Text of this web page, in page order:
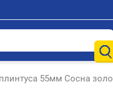
55мм Сосна